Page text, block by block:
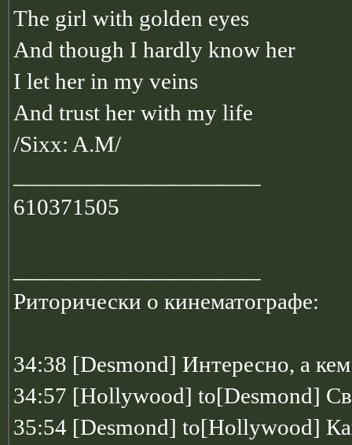
The girl with golden eyes
And though I hardly know her
I let her in my veins
And trust her with my life
/Sixx: A.M/
610371505
Риторически о кинематографе:
34:38 [Desmond] Интересно, а
34:57 [Hollywood] to[Desmond]
35:54 [Desmond] to[Hollywood]